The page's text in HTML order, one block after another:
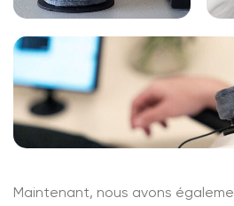
Maintenant, nous avons